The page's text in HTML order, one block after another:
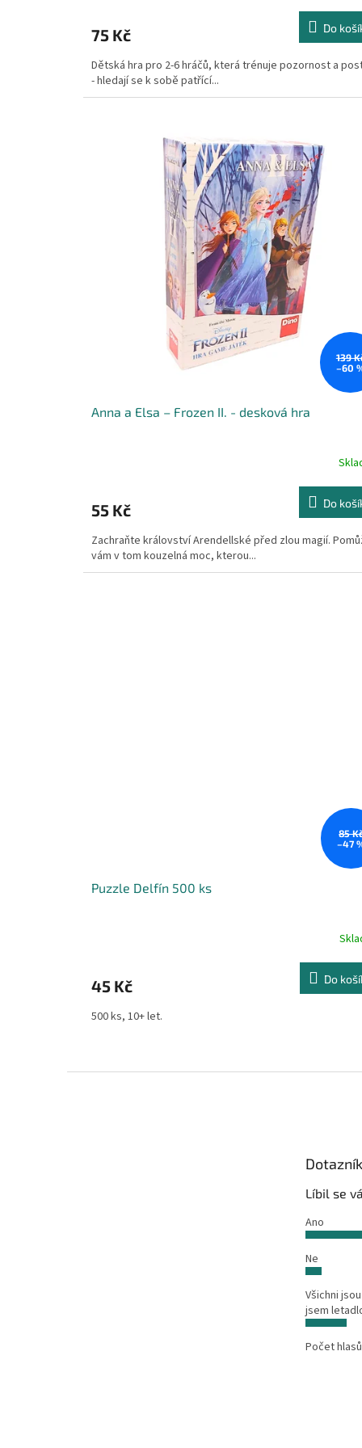
75 Kč Do
Dětská hra pro 2-6 hráčů, která trénuje pozornost a
- hledají se k sobě patřící...
139
–60
Anna a Elsa – Frozen II. - desková hra
55 Kč Do
Zachraňte království Arendellské před zlou magií.
vám v tom kouzelná moc, kterou...
85
–47
Puzzle Delfín 500 ks
45 Kč Do
500 ks, 10+ let.
Dotazník
Líbil se
Ano
Ne
Všichni
jsem
Počet